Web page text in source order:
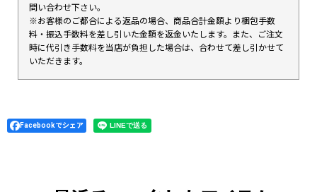
問い合わせ下さい。
※お客様のご都合による返品の場合、商品合計金額より梱包手数
料・振込手数料を差し引いた金額を返金いたします。また、ご注文
時に代引き手数料を当店が負担した場合は、合わせて差し引かせて
いただきます。
Facebookでシェア